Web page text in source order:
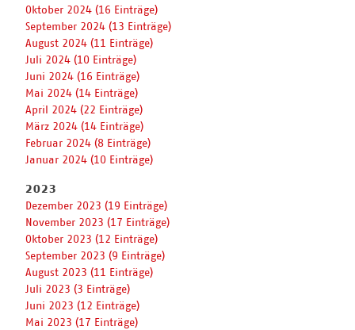
Oktober 2024 (16 Einträge)
September 2024 (13 Einträge)
August 2024 (11 Einträge)
Juli 2024 (10 Einträge)
Juni 2024 (16 Einträge)
Mai 2024 (14 Einträge)
April 2024 (22 Einträge)
März 2024 (14 Einträge)
Februar 2024 (8 Einträge)
Januar 2024 (10 Einträge)
2023
Dezember 2023 (19 Einträge)
November 2023 (17 Einträge)
Oktober 2023 (12 Einträge)
September 2023 (9 Einträge)
August 2023 (11 Einträge)
Juli 2023 (3 Einträge)
Juni 2023 (12 Einträge)
Mai 2023 (17 Einträge)